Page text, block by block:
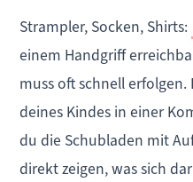
Strampler, Socken, Shirts:
einem Handgriff
muss oft schnell
deines Kindes in einer
du die Schubladen mit
direkt zeigen, was sich